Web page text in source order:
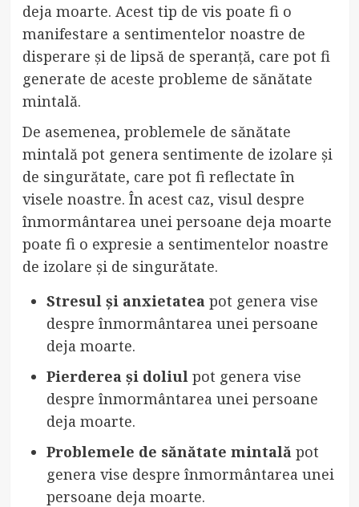
deja moarte. Acest tip de vis poate fi o
manifestare a sentimentelor noastre de
disperare și de lipsă de speranță, care pot fi
generate de aceste probleme de sănătate
mintală.
De asemenea, problemele de sănătate
mintală pot genera sentimente de izolare și
de singurătate, care pot fi reflectate în
visele noastre. În acest caz, visul despre
înmormântarea unei persoane deja moarte
poate fi o expresie a sentimentelor noastre
de izolare și de singurătate.
Stresul și anxietateapot genera vise
despre înmormântarea unei persoane
deja moarte.
Pierderea și doliulpot genera vise
despre înmormântarea unei persoane
deja moarte.
Problemele de sănătate mintalăpot
genera vise despre înmormântarea unei
persoane deja moarte.